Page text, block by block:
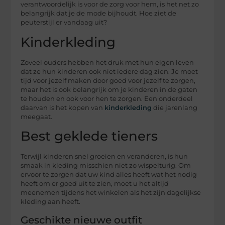
verantwoordelijk is voor de zorg voor hem, is het net zo
belangrijk dat je de mode bijhoudt. Hoe ziet de
peuterstijl er vandaag uit?
Kinderkleding
Zoveel ouders hebben het druk met hun eigen leven
dat ze hun kinderen ook niet iedere dag zien. Je moet
tijd voor jezelf maken door goed voor jezelf te zorgen,
maar het is ook belangrijk om je kinderen in de gaten
te houden en ook voor hen te zorgen. Een onderdeel
daarvan is het kopen van kinderkleding die jarenlang
meegaat.
Best geklede tieners
Terwijl kinderen snel groeien en veranderen, is hun
smaak in kleding misschien niet zo wispelturig. Om
ervoor te zorgen dat uw kind alles heeft wat het nodig
heeft om er goed uit te zien, moet u het altijd
meenemen tijdens het winkelen als het zijn dagelijkse
kleding aan heeft.
Geschikte nieuwe outfit